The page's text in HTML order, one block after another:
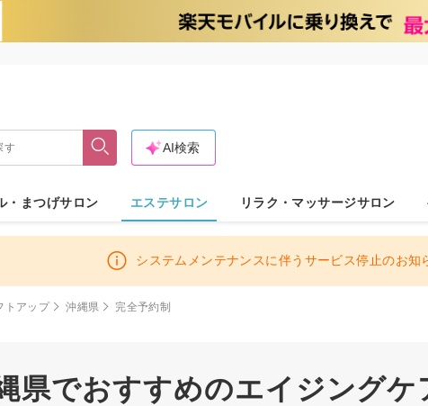
AI検索
・まつげサロン エステサロン リラク・マッサージサロン
システムメンテナンスに伴うサービス停止のお
トアップ 沖縄県 完全予約制
県でおすすめのエイジング